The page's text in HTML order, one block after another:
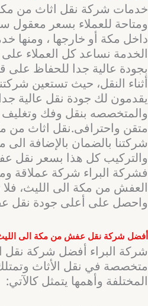
خدمات شركة نقل اثاث من مكة
ومتاحة للعملاء بسعر معقول
داخل مكة أو خارجها ، ومنها
الخدمة نساعد كل العملاء
بجودة عالية جدا للحفاظ على
أثناء النقل، حيث تستعين
يقدمون لك جودة نقل عالية
والمتخصصه بنقل وفك
متقن واحترافى.نقل اثاث من
شركتنا بالضمان بالإضافة الى
والتركيب كل هذا بسعر نقل
فشركة البراء شركة
العفش من مكة الى الليث، فلا
واحصل على أعلى جودة نقل
أفضل شركة نقل عفش من مكة الى
شركة البراء أفضل شركة نقل
متخصصة في نقل الأثاث
المختلفة وأهمها يتمثل كالآتي: